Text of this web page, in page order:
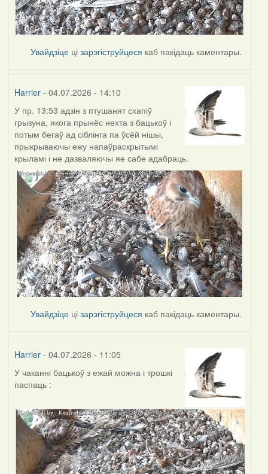
Увайдзіце цізарэгіструйцеся каб пакідаць каментары.
Harrier- 04.07.2026 - 14:10
У пр. 13:53 адзін з птушанят схапіў
грызуна, якога прынёс нехта з бацькоў і
потым бегаў ад сіблінга па ўсёй нішы,
прыкрываючы ежу напаўраскрытымі
крыламі і не дазваляючы яе сабе адабраць.
Увайдзіце цізарэгіструйцеся каб пакідаць каментары.
Harrier- 04.07.2026 - 11:05
У чаканні бацькоў з ежай можна і трошкі
паспаць :